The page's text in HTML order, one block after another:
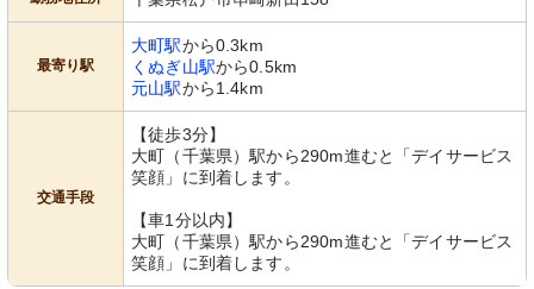
最寄り駅
大町駅から0.3km
くぬぎ山駅から0.5km
元山駅から1.4km
交通手段
【徒歩3分】
大町（千葉県）駅から290m進むと「デイサービス
笑顔」に到着します。
【車1分以内】
大町（千葉県）駅から290m進むと「デイサービス
笑顔」に到着します。